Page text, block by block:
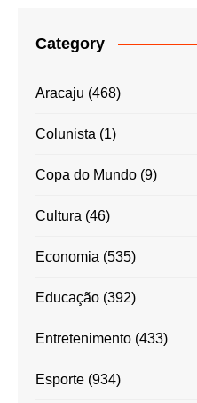
Category
Aracaju (468)
Colunista (1)
Copa do Mundo (9)
Cultura (46)
Economia (535)
Educação (392)
Entretenimento (433)
Esporte (934)